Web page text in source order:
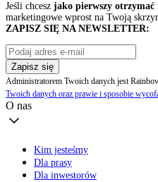
Jeśli chcesz jako pierwszy otrzymać
marketingowe wprost na Twoją
ZAPISZ SIĘ NA NEWSLETTER:
Zapisz się
Administratorem Twoich danych jest
Twoich danych oraz prawie i sposobie
O nas
Kim jesteśmy
Dla prasy
Dla inwestorów